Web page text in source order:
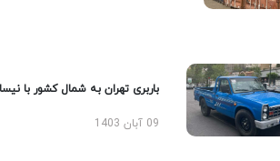
باربری تهران به شمال کشور با نیسان
09 آبان 1403